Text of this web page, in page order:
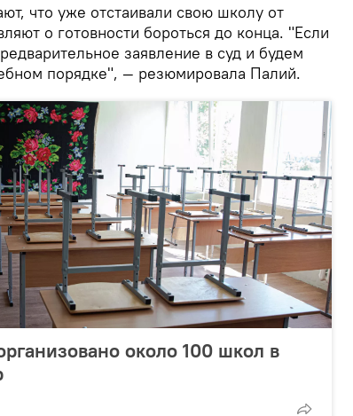
что уже отстаивали свою школу от
о готовности бороться до конца. "Если
заявление в суд и будем
порядке", — резюмировала Палий.
около 100 школ в